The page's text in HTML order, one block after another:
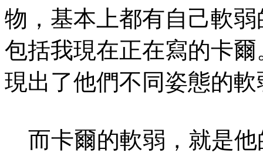
物，基本上都有自己軟
包括我現在正在寫的卡
現出了他們不同姿態的軟
而卡爾的軟弱，就是他